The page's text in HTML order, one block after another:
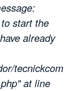
start the
already
tecnickcom
at line